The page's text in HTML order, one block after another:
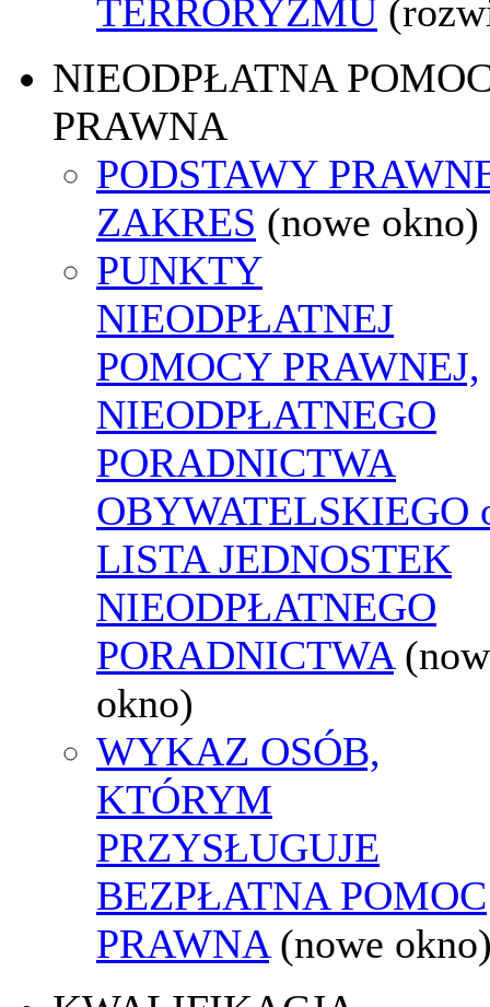
TERRORYZMU
NIEODPŁATNA
PRAWNA
PODSTAWY
ZAKRES (nowe okno)
PUNKTY
NIEODPŁATNEJ
POMOCY PRAWNEJ,
NIEODPŁATNEGO
PORADNICTWA
OBYWATELSKIEGO
LISTA JEDNOSTEK
NIEODPŁATNEGO
PORADNICTWA
okno)
WYKAZ OSÓB,
KTÓRYM
PRZYSŁUGUJE
BEZPŁATNA POMOC
PRAWNA (nowe